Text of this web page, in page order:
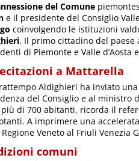
del Comune
e il presidente del Consiglio
coinvolgendo le istituzioni
. Il primo cittadino del paese
di Piemonte e Valle
a Mattarella
Aldighieri ha inviato
del Consiglio e al ministro
di 700 abitanti, ricorda il
A imprimere una
Veneto al Friuli Venezia
comuni